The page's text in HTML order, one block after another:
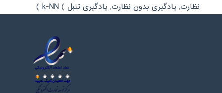
نظارت, یادگیری بدون نظارت, یادگیری تنبل ) k-NN )